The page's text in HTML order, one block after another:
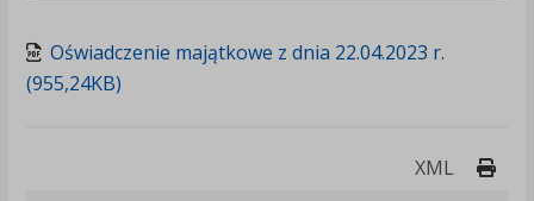
Oświadczenie majątkowe z dnia 22.04.2023 r.
(955,24KB)
XML